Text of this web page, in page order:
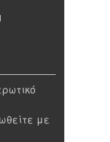
με